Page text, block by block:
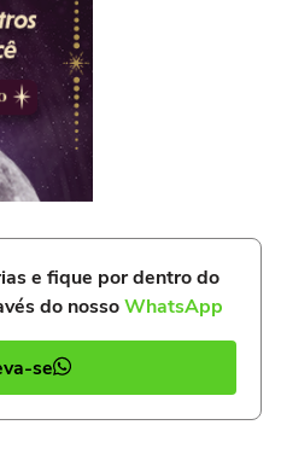
e fique por dentro do
do nossoWhatsApp
se